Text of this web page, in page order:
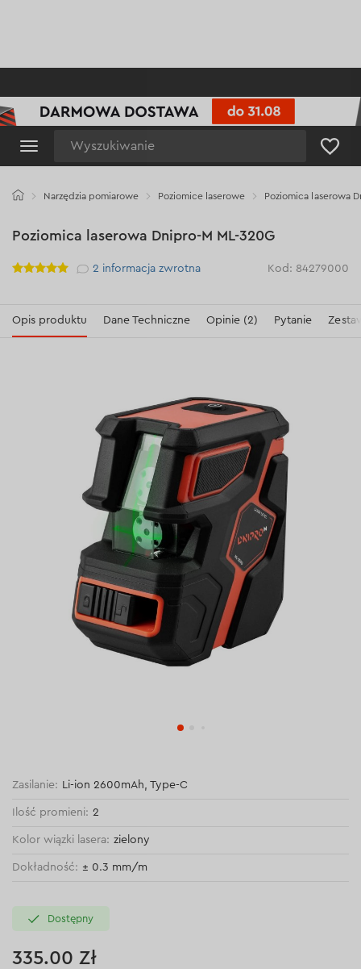
Narzędzia pomiarowe Poziomice laserowe Poziomica laserowa
Poziomica laserowa Dnipro-M ML-320G
Рейтинг 2 informacja zwrotna Kod: 84279000
Opis produktu Dane Techniczne Opinie (2) Pytanie
Zasilanie: Li-ion 2600mAh, Type-C
Ilość promieni: 2
Kolor wiązki lasera: zielony
Dokładność: ± 0.3 mm/m
Dostępny
335.00 Zł